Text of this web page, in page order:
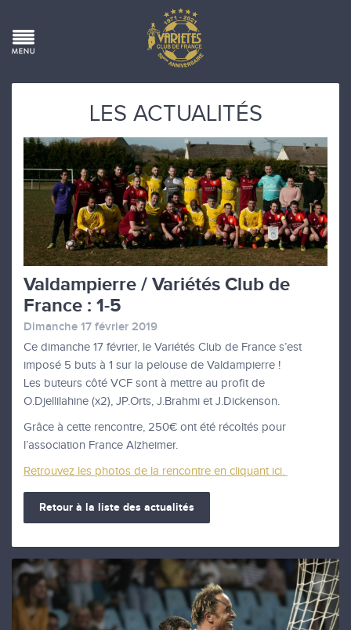
LES ACTUALITÉS
Valdampierre / Variétés Club de
France : 1-5
Dimanche 17 février 2019
Ce dimanche 17 février, le Variétés Club de France s’est
imposé 5 buts à 1 sur la pelouse de Valdampierre !
Les buteurs côté VCF sont à mettre au profit de
O.Djellilahine (x2), JP.Orts, J.Brahmi et J.Dickenson.
Grâce à cette rencontre, 250€ ont été récoltés pour
l’association France Alzheimer.
Retrouvez les photos de la rencontre en cliquant ici.
Retour à la liste des actualités